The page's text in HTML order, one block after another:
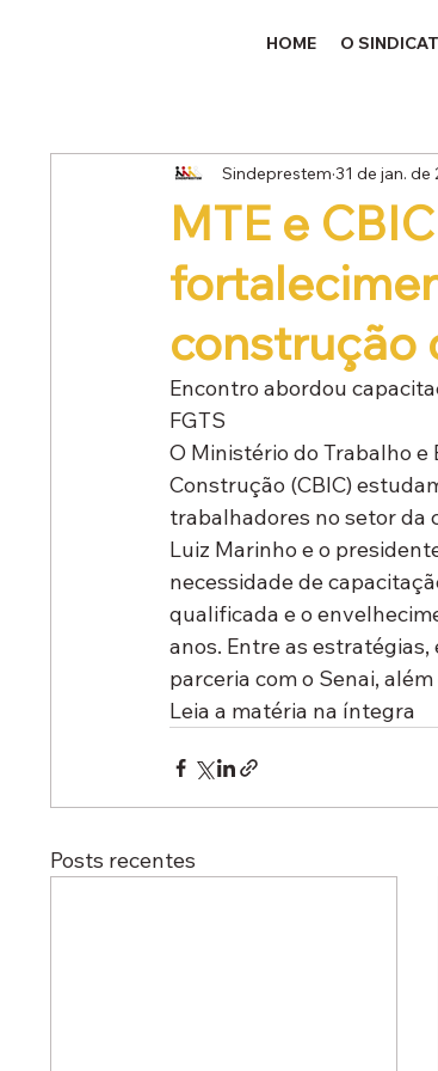
HOME O
MTE e
construção
Sindeprestem 31 de jan. de
Encontro abordou
FGTS
O Ministério do Trabalho e
Construção (CBIC)
trabalhadores no setor da
Luiz Marinho e o
necessidade de
qualificada e o
anos. Entre as
parceria com o Senai,
Leia a matéria na íntegra
Posts recentes